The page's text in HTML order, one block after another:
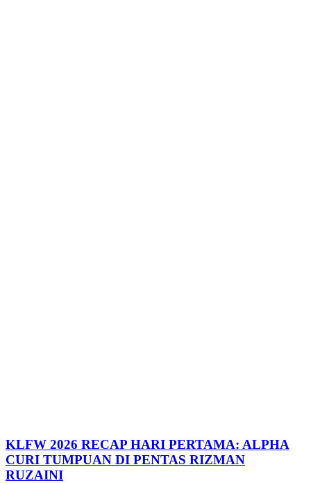
KLFW 2026 RECAP HARI PERTAMA: ALPHA
CURI TUMPUAN DI PENTAS RIZMAN
RUZAINI